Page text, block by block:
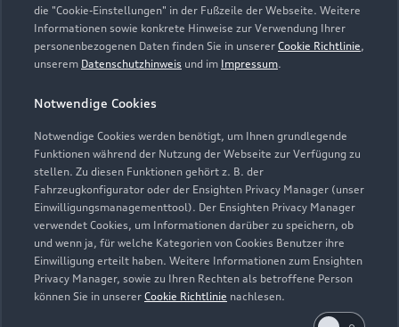
die "Cookie-Einstellungen" in der Fußzeile der Webseite. Weitere
Informationen sowie konkrete Hinweise zur Verwendung Ihrer
personenbezogenen Daten finden Sie in unserer Cookie Richtlinie,
unserem Datenschutzhinweis und im Impressum.
Notwendige Cookies
Notwendige Cookies werden benötigt, um Ihnen grundlegende
Funktionen während der Nutzung der Webseite zur Verfügung zu
stellen. Zu diesen Funktionen gehört z. B. der
Fahrzeugkonfigurator oder der Ensighten Privacy Manager (unser
Einwilligungsmanagementtool). Der Ensighten Privacy Manager
verwendet Cookies, um Informationen darüber zu speichern, ob
und wenn ja, für welche Kategorien von Cookies Benutzer ihre
Einwilligung erteilt haben. Weitere Informationen zum Ensighten
Privacy Manager, sowie zu Ihren Rechten als betroffene Person
können Sie in unserer Cookie Richtlinie nachlesen.
Service
Geschlossen,öffnet amFreitag 07:00
Teile- & Zubehörverkauf
Geschlossen,öffnet am Freitag 07:00
Zurück nach oben
Modelle